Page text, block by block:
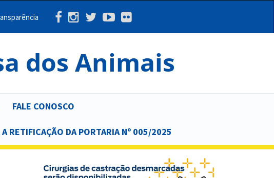
dos Animais
FALE CONOSCO
RETIFICAÇÃO DA PORTARIA Nº 005/2025